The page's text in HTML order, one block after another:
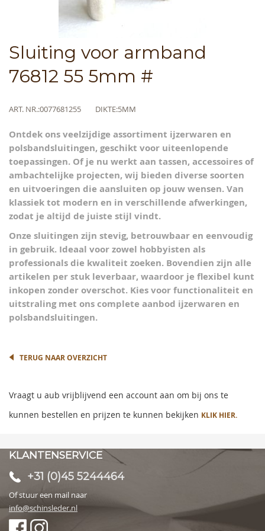
Sluiting voor armband
76812 55 5mm #
Meer
ART. NR.0077681255 DIKTE 5MM
Ontdek ons veelzijdige assortiment ijzerwaren en
polsband­sluitingen, geschikt voor uiteenlopende
toepassingen. Of je nu werkt aan tassen, accessoires of
ambachtelijke projecten, wij bieden diverse soorten
en uitvoeringen die aansluiten op jouw wensen. Van
klassiek tot modern en in verschillende afwerkingen,
zodat je altijd de juiste stijl vindt.
Onze sluitingen zijn stevig, betrouwbaar en eenvoudig
in gebruik. Ideaal voor zowel hobbyisten als
professionals die kwaliteit zoeken. Bovendien zijn alle
artikelen per stuk leverbaar, waardoor je flexibel kunt
inkopen zonder overschot. Kies voor functionaliteit en
uitstraling met ons complete aanbod ijzerwaren en
polsband­sluitingen.
to
the
beginning
the
gallery
TERUG NAAR OVERZICHT
Vraagt u aub vrijblijvend een account aan om bij ons te
kunnen bestellen en prijzen te kunnen bekijken KLIK HIER.
KLANTENSERVICE
+31 (0)45 5244464
Of stuur een mail naar
info@schinsleder.nl